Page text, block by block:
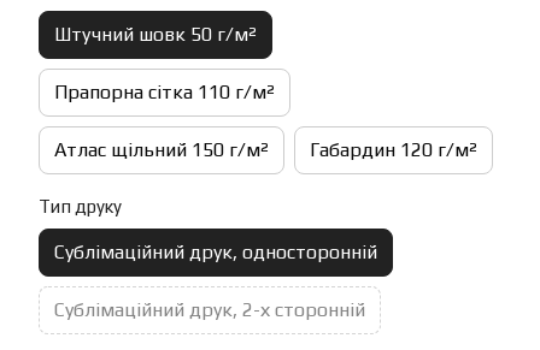
Штучний шовк 50 г/м²
Прапорна сітка 110 г/м²
Атлас щільний 150 г/м² Габардин 120 г/м²
Тип друку
Сублімаційний друк, односторонній
Сублімаційний друк, 2-х сторонній